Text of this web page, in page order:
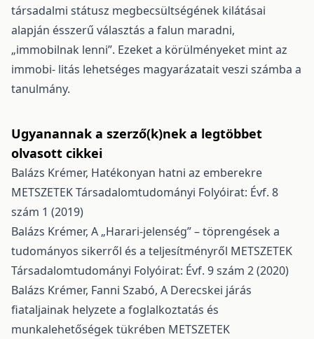
társadalmi státusz megbecsültségének kilátásai
alapján ésszerű választás a falun maradni,
„immobilnak lenni”. Ezeket a körülményeket mint az
immobi- litás lehetséges magyarázatait veszi számba a
tanulmány.
Ugyanannak a szerző(k)nek a legtöbbet
olvasott cikkei
Balázs Krémer, Hatékonyan hatni az emberekre
METSZETEK Társadalomtudományi Folyóirat: Évf. 8
szám 1 (2019)
Balázs Krémer, A „Harari-jelenség” – töprengések a
tudományos sikerről és a teljesítményről METSZETEK
Társadalomtudományi Folyóirat: Évf. 9 szám 2 (2020)
Balázs Krémer, Fanni Szabó, A Derecskei járás
fiataljainak helyzete a foglalkoztatás és
munkalehetőségek tükrében METSZETEK